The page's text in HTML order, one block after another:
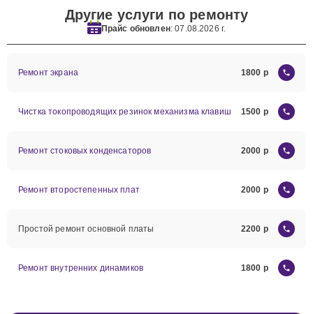
Другие услуги по ремонту
Прайс обновлен: 07.08.2026 г.
Ремонт экрана 1800
Чистка токопроводящих резинок механизма клавиш 1500
Ремонт стоковых конденсаторов 2000
Ремонт второстепенных плат 2000
Простой ремонт основной платы 2200
Ремонт внутренних динамиков 1800